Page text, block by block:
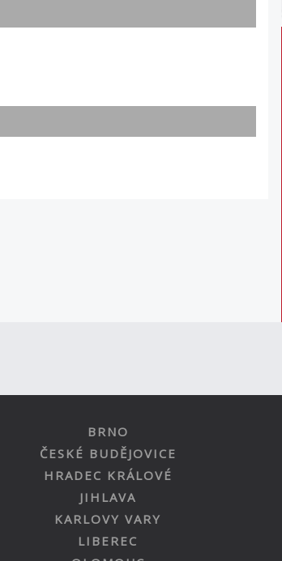
BRNO
ČESKÉ BUDĚJOVICE
HRADEC KRÁLOVÉ
JIHLAVA
KARLOVY VARY
LIBEREC